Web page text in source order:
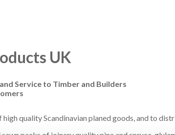
UK
Service to Timber and Builders
quality Scandinavian planed goods, and to